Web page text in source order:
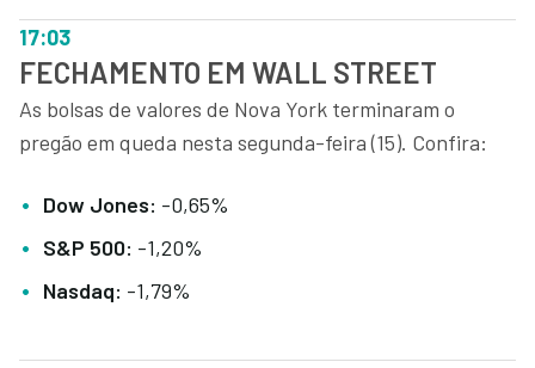
17:03
FECHAMENTO EM WALL STREET
As bolsas de valores de Nova York terminaram o
pregão em queda nesta segunda-feira (15). Confira:
Dow Jones: -0,65%
S&P 500: -1,20%
Nasdaq: -1,79%